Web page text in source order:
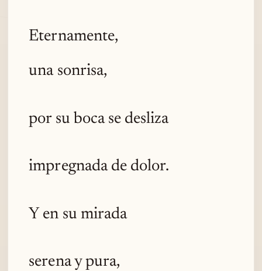
Eternamente,
una sonrisa,
por su boca se desliza
impregnada de dolor.
Y en su mirada
serena y pura,